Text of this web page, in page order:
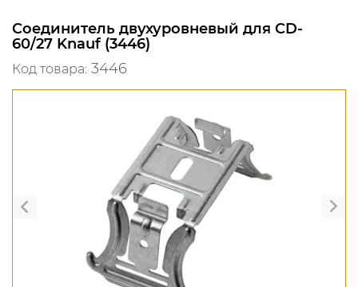
Соединитель двухуровневый для CD-
60/27 Knauf (3446)
Код товара: 3446